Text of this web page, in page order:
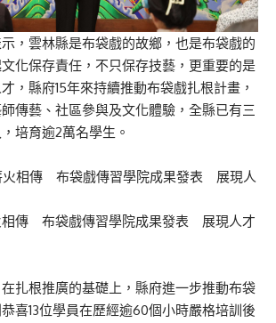
，雲林縣是布袋戲的故鄉，也是布袋戲的
化保存責任，不只保存技藝，更重要的是
，縣府15年來持續推動布袋戲扎根計畫，
傳藝、社區參與及文化體驗，全縣已有三
培育逾2萬名學生。
相傳 布袋戲傳習學院成果發表 展現人才
扎根推廣的基礎上，縣府進一步推動布袋
喜13位學員在歷經逾60個小時嚴格培訓後